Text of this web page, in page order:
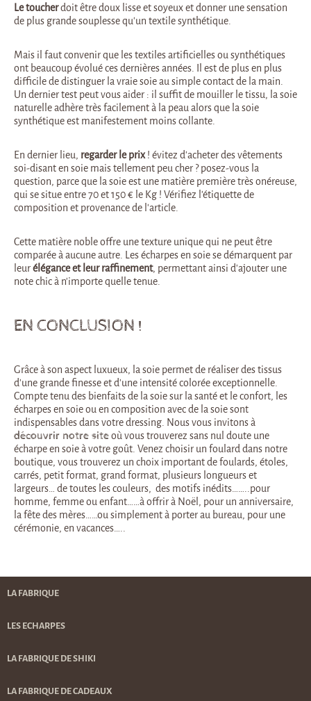
Le toucherdoit être doux lisse et soyeux et donner une sensation
de plus grande souplesse qu’un textile synthétique.
Mais il faut convenir que les textiles artificielles ou synthétiques
ont beaucoup évolué ces dernières années. Il est de plus en plus
difficile de distinguer la vraie soie au simple contact de la main.
Un dernier test peut vous aider : il suffit de mouiller le tissu, la soie
naturelle adhère très facilement à la peau alors que la soie
synthétique est manifestement moins collante.
En dernier lieu, regarder le prix! évitez d’acheter des vêtements
soi-disant en soie mais tellement peu cher ? posez-vous la
question, parce que la soie est une matière première très onéreuse,
qui se situe entre 70 et 150 € le Kg ! Vérifiez l’étiquette de
composition et provenance de l’article.
Cette matière noble offre une texture unique qui ne peut être
comparée à aucune autre. Les écharpes en soie se démarquent par
leurélégance et leur raffinement, permettant ainsi d’ajouter une
note chic à n’importe quelle tenue.
EN CONCLUSION !
Grâce à son aspect luxueux, la soie permet de réaliser des tissus
d’une grande finesse et d’une intensité colorée exceptionnelle.
Compte tenu des bienfaits de la soie sur la santé et le confort, les
écharpes en soie ou en composition avec de la soie sont
indispensables dans votre dressing. Nous vous invitons à
découvrir notre siteoù vous trouverez sans nul doute une
écharpe en soie à votre goût. Venez choisir un foulard dans notre
boutique, vous trouverez un choix important de foulards, étoles,
carrés, petit format, grand format, plusieurs longueurs et
largeurs… de toutes les couleurs, des motifs inédits……..pour
homme, femme ou enfant……à offrir à Noël, pour un anniversaire,
la fête des mères……ou simplement à porter au bureau, pour une
cérémonie, en vacances…..
LA FABRIQUE
LES ECHARPES
LA FABRIQUE DE SHIKI
LA FABRIQUE DE CADEAUX